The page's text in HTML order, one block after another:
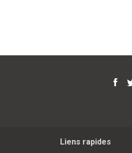
Liens rapides